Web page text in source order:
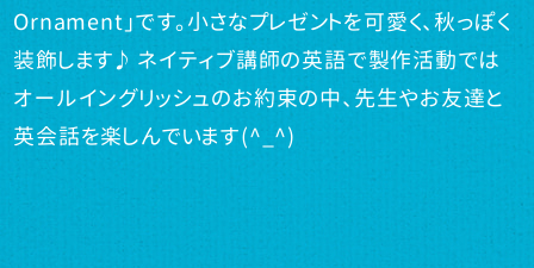
Ornament」です。小さなプレゼントを可愛く、秋っぽく
装飾します♪ ネイティブ講師の英語で製作活動では
オールイングリッシュのお約束の中、先生やお友達と
英会話を楽しんでいます(^_^)